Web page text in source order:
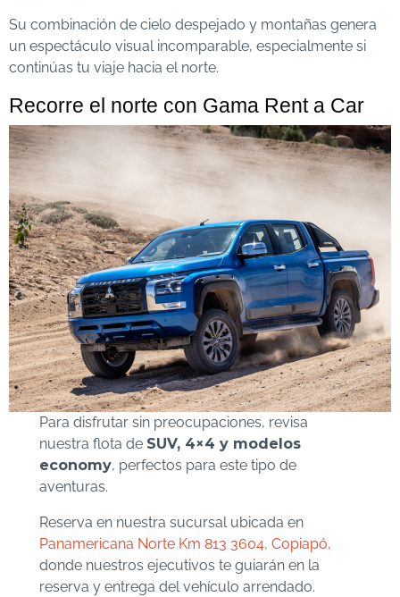
Su combinación de cielo despejado y montañas genera
un espectáculo visual incomparable, especialmente si
continúas tu viaje hacia el norte.
Recorre el norte con Gama Rent a Car
Para disfrutar sin preocupaciones, revisa
nuestra flota de SUV, 4×4 y modelos
economy, perfectos para este tipo de
aventuras.
Reserva en nuestra sucursal ubicada en
Panamericana Norte Km 813 3604, Copiapó,
donde nuestros ejecutivos te guiarán en la
reserva y entrega del vehículo arrendado.